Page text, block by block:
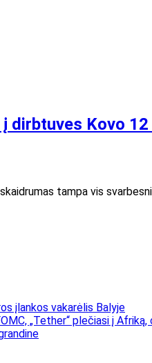
dirbtuves Kovo 12
tampa vis
įlankos vakarėlis Balyje
„Tether“ plečiasi į